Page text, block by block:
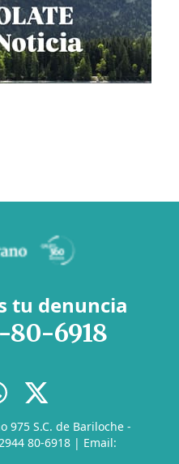
tu denuncia
80-6918
975 S.C. de Bariloche -
80-6918 | Email: